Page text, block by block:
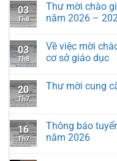
03
Th8
Thư mời chào
năm 2026 –
03
Th8
Về việc mời
cơ sở giáo dục
20
Th7
Thư mời cung
16
Th7
Thông báo
năm 2026